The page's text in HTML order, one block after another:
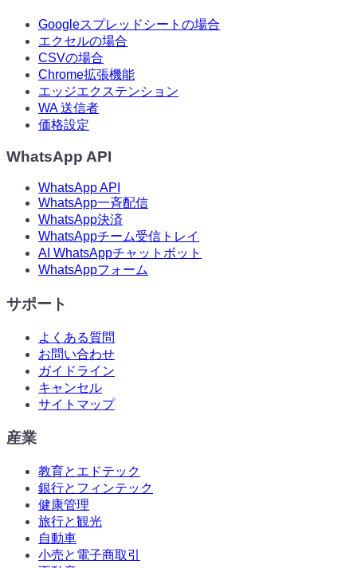
Googleスプレッドシートの場合
エクセルの場合
CSVの場合
Chrome拡張機能
エッジエクステンション
WA 送信者
価格設定
WhatsApp API
WhatsApp API
WhatsApp一斉配信
WhatsApp決済
WhatsAppチーム受信トレイ
AI WhatsAppチャットボット
WhatsAppフォーム
サポート
よくある質問
お問い合わせ
ガイドライン
キャンセル
サイトマップ
産業
教育とエドテック
銀行とフィンテック
健康管理
旅行と観光
自動車
小売と電子商取引